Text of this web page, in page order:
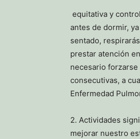
equitativa y
antes de dormir,
sentado,
prestar atención
necesario
consecutivas, a
Enfermedad
2. Actividades
mejorar nuestro